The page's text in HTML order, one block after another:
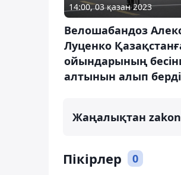
14:00, 03 қазан 2023
Велошабандоз
Луценко
ойындарының
алтынын алып берді
Жаңалықтан
Пікірлер 0